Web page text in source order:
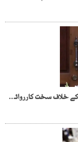
کراچی بلدیاتی انتخابات، بدنیتی ثابت ہوئی تو آر اوز کے خلاف سخت کارروائی ہو گی، چیف الیکشن کمشنر